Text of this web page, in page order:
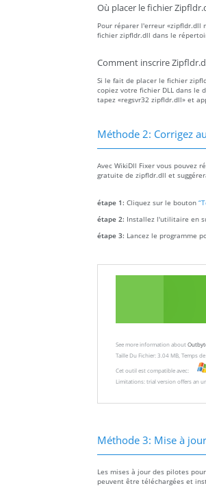
Où placer le fichier
Pour réparer l'erreur «zipfldr.dll
fichier zipfldr.dll dans le
Comment inscrire
Si le fait de placer le fichier
copiez votre fichier DLL dans le
tapez «regsvr32 zipfldr.dll» et
Méthode 2: Corrigez
Avec WikiDll Fixer vous pouvez
gratuite de zipfldr.dll et
étape 1: Cliquez sur le bouton
étape 2: Installez l'utilitaire en
étape 3: Lancez le programme
See more information about
Taille Du Fichier: 3.04 MB, Temps
Cet outil est compatible avec:
Limitations: trial version offers an
Méthode 3: Mise à
Les mises à jour des pilotes
peuvent être téléchargées et